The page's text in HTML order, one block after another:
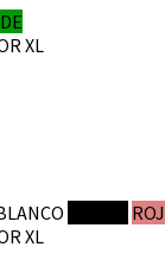
XL
XL